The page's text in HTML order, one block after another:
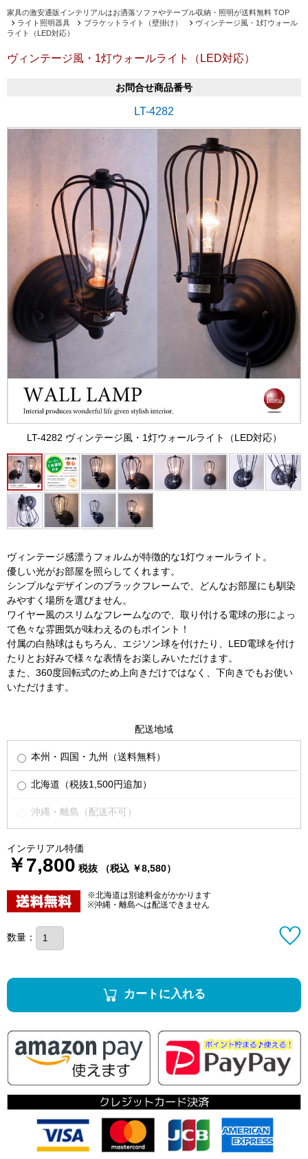
家具の激安通販インテリアルはお洒落ソファやテーブル収納・照明が送料無料 TOP
ライト照明器具
ブラケットライト（壁掛け）
ヴィンテージ風・1灯ウォール
ライト（LED対応）
ヴィンテージ風・1灯ウォールライト（LED対応）
お問合せ商品番号
LT-4282
LT-4282 ヴィンテージ風・1灯ウォールライト（LED対応）
ヴィンテージ感漂うフォルムが特徴的な1灯ウォールライト。
優しい光がお部屋を照らしてくれます。
シンプルなデザインのブラックフレームで、どんなお部屋にも馴染
みやすく場所を選びません。
ワイヤー風のスリムなフレームなので、取り付ける電球の形によっ
て色々な雰囲気が味わえるのもポイント！
付属の白熱球はもちろん、エジソン球を付けたり、LED電球を付け
たりとお好みで様々な表情をお楽しみいただけます。
また、360度回転式のため上向きだけではなく、下向きでもお使い
いただけます。
配送地域
本州・四国・九州（送料無料）
北海道（税抜1,500円追加）
沖縄・離島（配送不可）
インテリアル特価
￥7,800 税抜 （税込 ￥8,580）
※北海道は別途料金がかかります
※沖縄・離島へは配送できません
数量：
カートに入れる